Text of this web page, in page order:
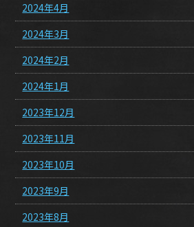
2024年4月
2024年3月
2024年2月
2024年1月
2023年12月
2023年11月
2023年10月
2023年9月
2023年8月